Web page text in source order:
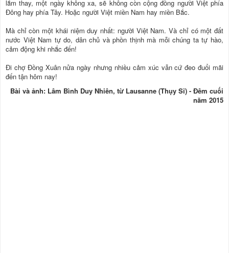
lắm thay, một ngày không xa, sẽ không còn cộng đồng người Việt phía
Đông hay phía Tây. Hoặc người Việt miền Nam hay miền Bắc.
Mà chỉ còn một khái niệm duy nhất: người Việt Nam. Và chỉ có một đất
nước Việt Nam tự do, dân chủ và phồn thịnh mà mỗi chúng ta tự hào,
cảm động khi nhắc đến!
Đi chợ Đồng Xuân nửa ngày nhưng nhiều cảm xúc vẫn cứ đeo đuổi mãi
đến tận hôm nay!
Bài và ảnh: Lâm Bình Duy Nhiên, từ Lausanne (Thụy Sĩ) - Đêm cuối
năm 2015